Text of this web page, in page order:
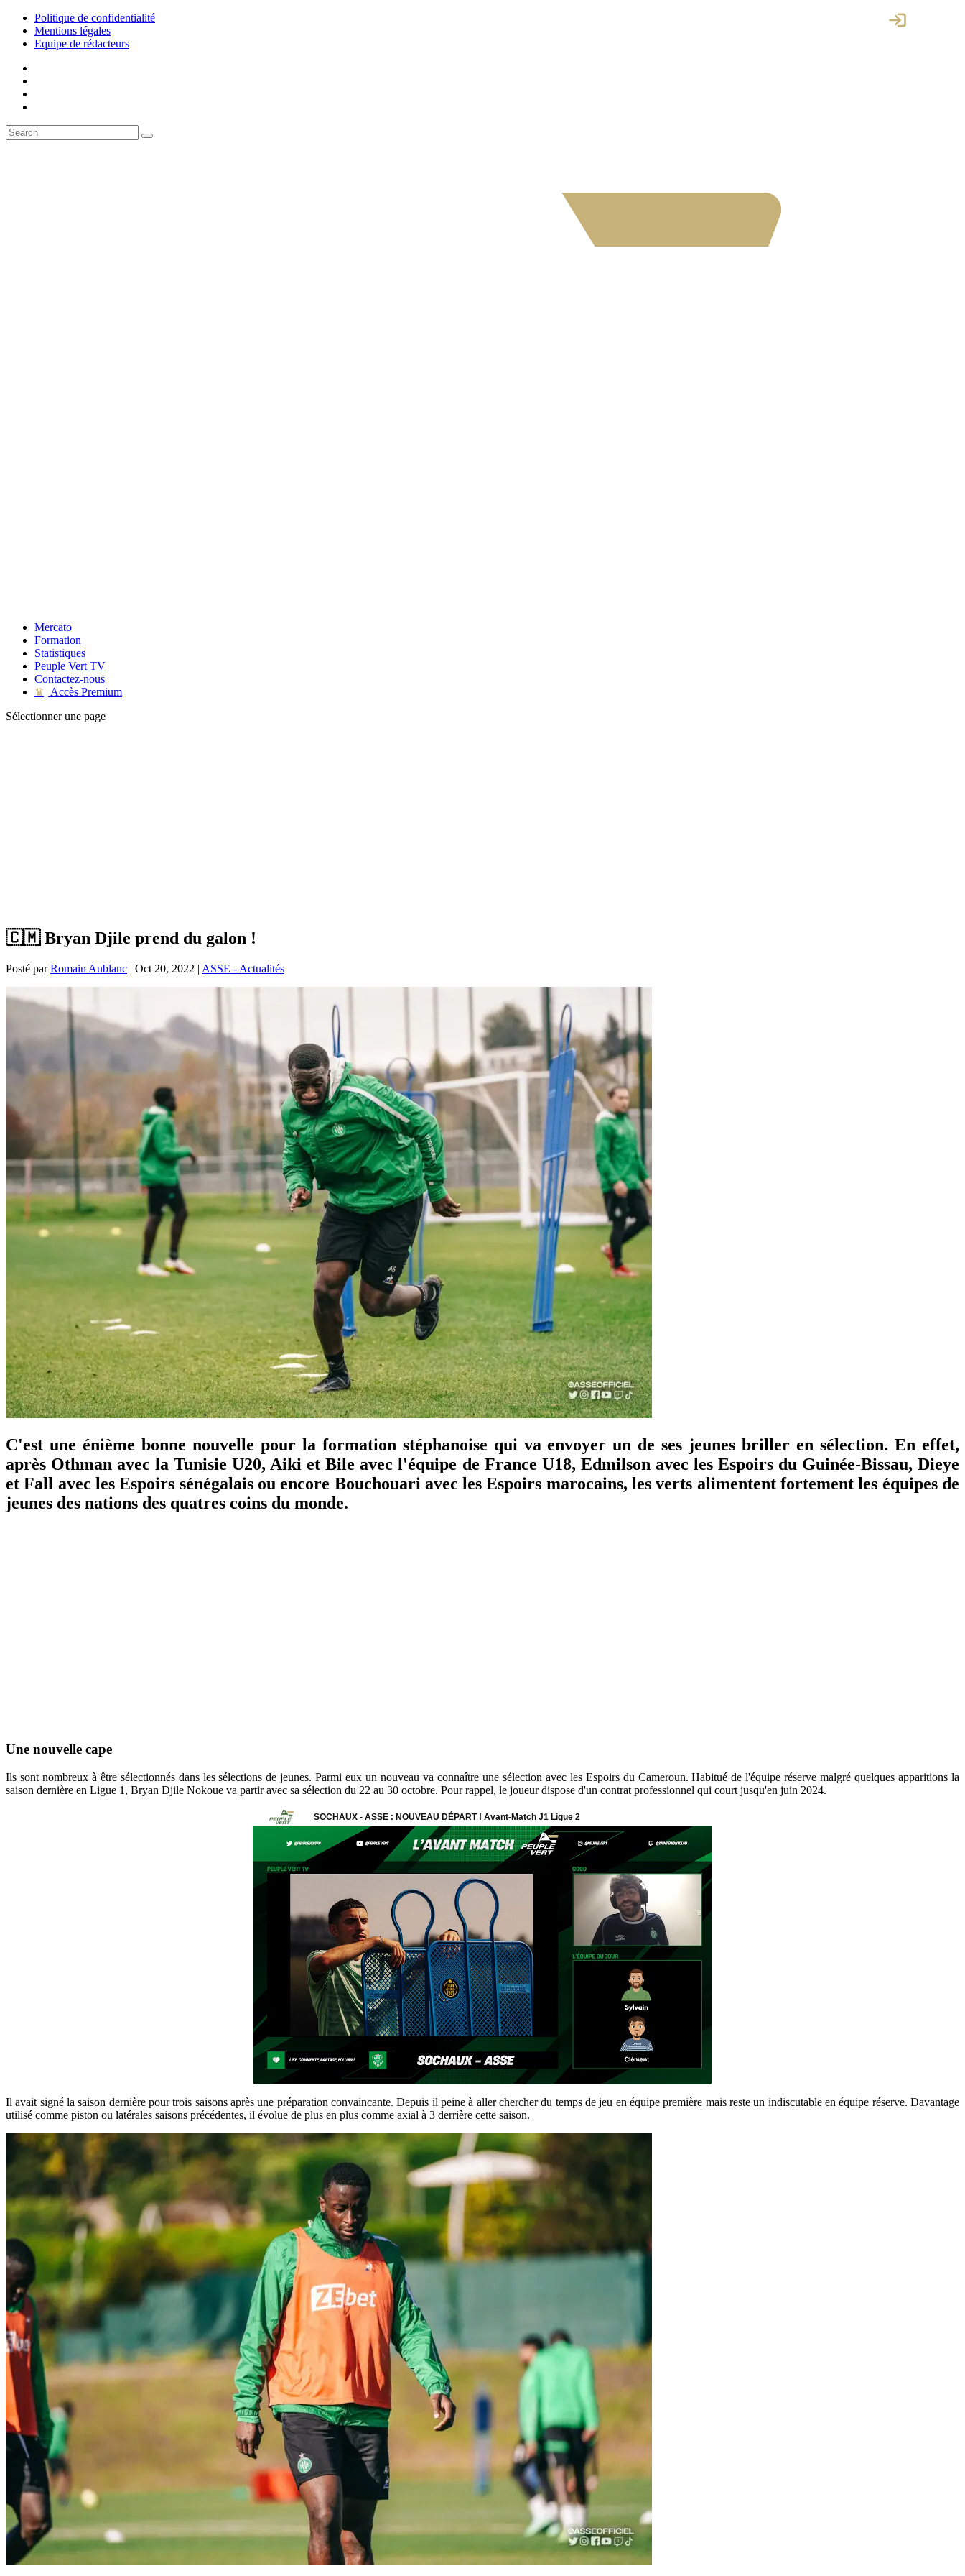
Politique de confidentialité
Mentions légales
Equipe de rédacteurs
Mercato
Formation
Statistiques
Peuple Vert TV
Contactez-nous
♛
Accès Premium
Sélectionner une page
🇨🇲 Bryan Djile prend du galon !
Posté parRomain Aublanc | Oct 20, 2022 | ASSE - Actualités
C'est une énième bonne nouvelle pour la formation stéphanoise qui va envoyer un de ses jeunes briller en sélection. En effet,
après Othman avec la Tunisie U20, Aiki et Bile avec l'équipe de France U18, Edmilson avec les Espoirs du Guinée-Bissau, Dieye
et Fall avec les Espoirs sénégalais ou encore Bouchouari avec les Espoirs marocains, les verts alimentent fortement les équipes de
jeunes des nations des quatres coins du monde.
Une nouvelle cape
Ils sont nombreux à être sélectionnés dans les sélections de jeunes. Parmi eux un nouveau va connaître une sélection avec les Espoirs du Cameroun. Habitué de l'équipe réserve malgré quelques apparitions la
saison dernière en Ligue 1, Bryan Djile Nokoue va partir avec sa sélection du 22 au 30 octobre. Pour rappel, le joueur dispose d'un contrat professionnel qui court jusqu'en juin 2024.
Il avait signé la saison dernière pour trois saisons après une préparation convaincante. Depuis il peine à aller chercher du temps de jeu en équipe première mais reste un indiscutable en équipe réserve. Davantage
utilisé comme piston ou latérales saisons précédentes, il évolue de plus en plus comme axial à 3 derrière cette saison.